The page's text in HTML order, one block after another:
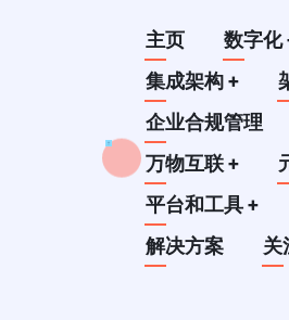
Main
navigation
主页 数字化
集成架构+
企业合规管理
万物互联+
平台和工具+
解决方案
关